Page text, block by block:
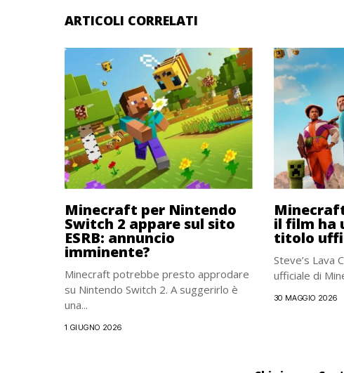
ARTICOLI CORRELATI
Minecraft per Nintendo
Switch 2 appare sul sito
ESRB: annuncio
imminente?
Minecraft potrebbe presto approdare
su Nintendo Switch 2. A suggerirlo è
una...
1 GIUGNO 2026
il film ha
titolo
Steve’s Lava
ufficiale di
30 MAGGIO 2026